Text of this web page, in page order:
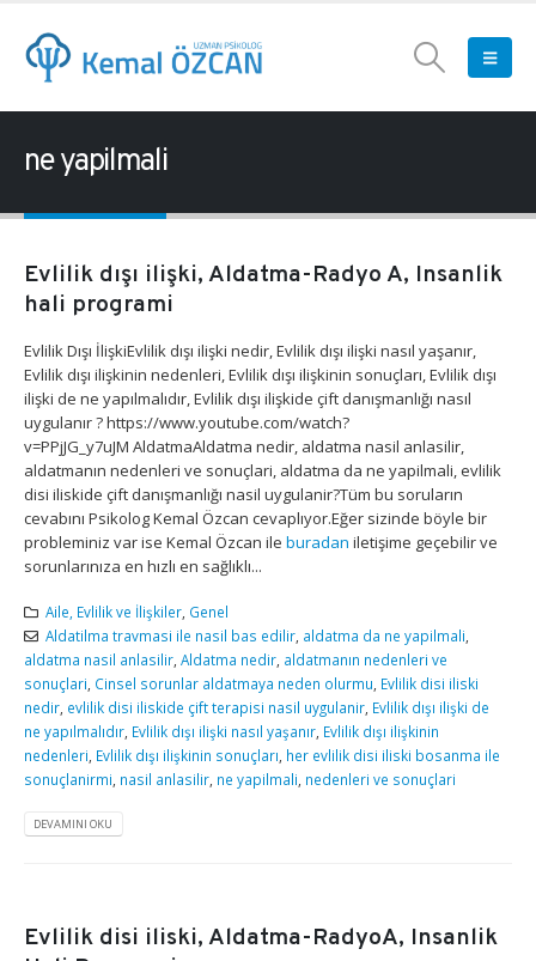
ne yapilmali
Evlilik dışı ilişki, Aldatma-Radyo A, Insanlik
hali programi
Evlilik Dışı İlişkiEvlilik dışı ilişki nedir, Evlilik dışı ilişki nasıl yaşanır,
Evlilik dışı ilişkinin nedenleri, Evlilik dışı ilişkinin sonuçları, Evlilik dışı
ilişki de ne yapılmalıdır, Evlilik dışı ilişkide çift danışmanlığı nasıl
uygulanır ? https://www.youtube.com/watch?
v=PPjJG_y7uJM AldatmaAldatma nedir, aldatma nasil anlasilir,
aldatmanın nedenleri ve sonuçlari, aldatma da ne yapilmali, evlilik
disi iliskide çift danışmanlığı nasil uygulanir?Tüm bu soruların
cevabını Psikolog Kemal Özcan cevaplıyor.Eğer sizinde böyle bir
probleminiz var ise Kemal Özcan ile buradan iletişime geçebilir ve
sorunlarınıza en hızlı en sağlıklı...
Aile, Evlilik ve İlişkiler, Genel
Aldatilma travmasi ile nasil bas edilir, aldatma da ne yapilmali,
aldatma nasil anlasilir, Aldatma nedir, aldatmanın nedenleri ve
sonuçlari, Cinsel sorunlar aldatmaya neden olurmu, Evlilik disi iliski
nedir, evlilik disi iliskide çift terapisi nasil uygulanir, Evlilik dışı ilişki de
ne yapılmalıdır, Evlilik dışı ilişki nasıl yaşanır, Evlilik dışı ilişkinin
nedenleri, Evlilik dışı ilişkinin sonuçları, her evlilik disi iliski bosanma ile
sonuçlanirmi, nasil anlasilir, ne yapilmali, nedenleri ve sonuçlari
DEVAMINI OKU
Evlilik disi iliski, Aldatma-RadyoA, Insanlik